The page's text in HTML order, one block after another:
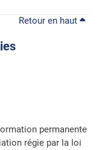
Retour en haut
permanente
régie par la loi